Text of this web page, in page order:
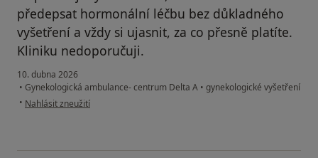
předepsat hormonální léčbu bez důkladného
vyšetření a vždy si ujasnit, za co přesně platíte.
Kliniku nedoporučuji.
10. dubna 2026
• Gynekologická ambulance- centrum Delta A • gynekologické vyšetření
• podle názoru uživatele Inna Moskvichova
Nahlásit zneužití